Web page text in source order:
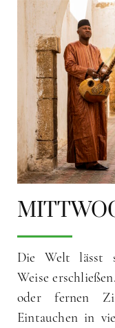
Die Welt lässt
Weise
oder fernen
Eintauchen in